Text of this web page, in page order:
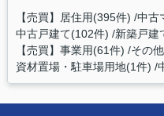
【売買】居住用(395件) 中古
中古戸建て(102件) 新築戸建
【売買】事業用(61件) その
資材置場・駐車場用地(1件)